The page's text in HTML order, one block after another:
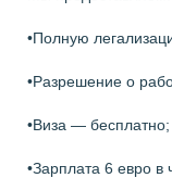
•Полную
•Разрешение о
•Виза — бесплатно;
•Зарплата 6 евро в